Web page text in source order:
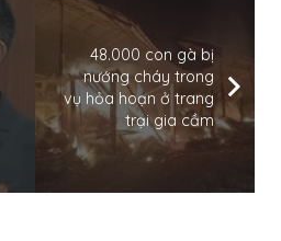
48.000 con gà bị
nướng cháy trong
vụ hỏa hoạn ở trang
trại gia cầm